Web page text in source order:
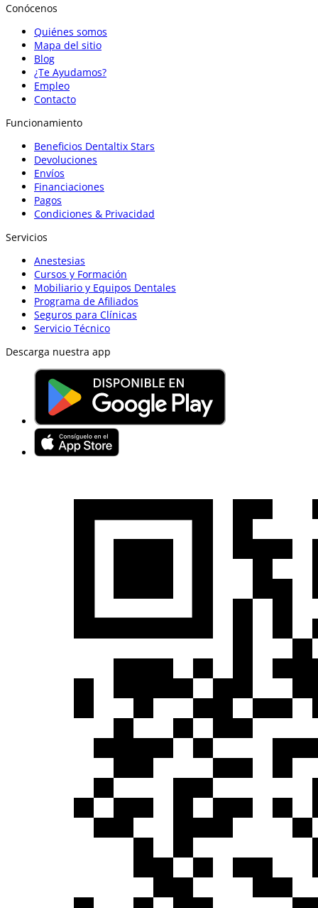
Conócenos
Quiénes somos
Mapa del sitio
Blog
¿Te Ayudamos?
Empleo
Contacto
Funcionamiento
Beneficios Dentaltix Stars
Devoluciones
Envíos
Financiaciones
Pagos
Condiciones & Privacidad
Servicios
Anestesias
Cursos y Formación
Mobiliario y Equipos Dentales
Programa de Afiliados
Seguros para Clínicas
Servicio Técnico
Descarga nuestra app